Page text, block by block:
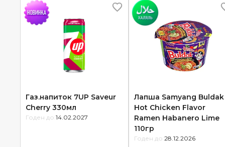
Газ.напиток 7UP Saveur
Cherry 330мл
Годен до: 14.02.2027
Лапша Samyang Buldak
Hot Chicken Flavor
Ramen Habanero Lime
110гр
Годен до: 28.12.2026